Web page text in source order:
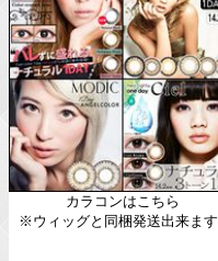
カラコンはこちら
※ウィッグと同梱発送出来ま